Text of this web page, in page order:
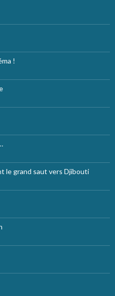
!
le grand saut vers Djibouti